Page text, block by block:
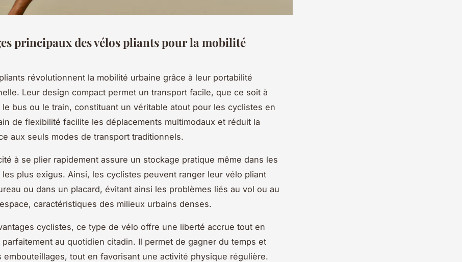
principaux des vélos pliants pour la mobilité
révolutionnent la mobilité urbaine grâce à leur portabilité
Leur design compact permet un transport facile, que ce soit à
le bus ou le train, constituant un véritable atout pour les cyclistes en
de flexibilité facilite les déplacements multimodaux et réduit la
aux seuls modes de transport traditionnels.
à se plier rapidement assure un stockage pratique même dans les
les plus exigus. Ainsi, les cyclistes peuvent ranger leur vélo pliant
ou dans un placard, évitant ainsi les problèmes liés au vol ou au
caractéristiques des milieux urbains denses.
cyclistes, ce type de vélo offre une liberté accrue tout en
parfaitement au quotidien citadin. Il permet de gagner du temps et
embouteillages, tout en favorisant une activité physique régulière.